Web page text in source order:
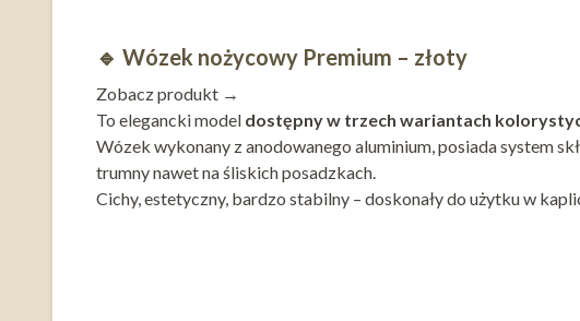
🔹 Wózek nożycowy Premium – złoty
Zobacz produkt →
To elegancki model dostępny w trzech wariantach
Wózek wykonany z anodowanego aluminium, posiada system
trumny nawet na śliskich posadzkach.
Cichy, estetyczny, bardzo stabilny – doskonały do użytku w